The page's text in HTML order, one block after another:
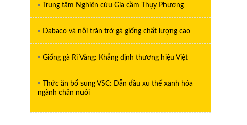
Trung tâm Nghiên cứu Gia cầm Thụy Phương
Dabaco và nỗi trăn trở gà giống chất lượng cao
Giống gà Ri Vàng: Khẳng định thương hiệu Việt
Thức ăn bổ sung VSC: Dẫn đầu xu thế xanh hóa
ngành chăn nuôi